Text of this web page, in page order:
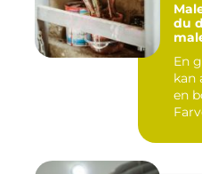
Maler
du
En
kan
en